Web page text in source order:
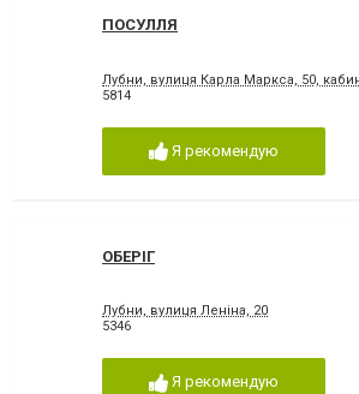
ПОСУЛЛЯ
Лубни, вулиця Карла Маркса, 50,
5814
Я рекомендую
ОБЕРІГ
Лубни, вулиця Леніна, 20
5346
Я рекомендую